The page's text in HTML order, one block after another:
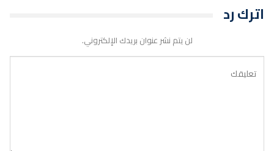
اترك رد
لن يتم نشر عنوان بريدك الإلكتروني.